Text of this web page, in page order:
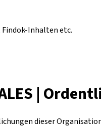
Findok-Inhalten etc.
|
dieser